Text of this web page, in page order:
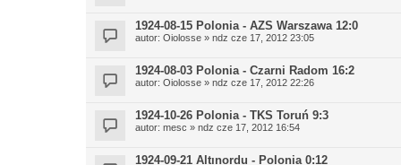
1924-08-15 Polonia - AZS Warszawa 12:0
autor: Oiolosse » ndz cze 17, 2012 23:05
1924-08-03 Polonia - Czarni Radom 16:2
autor: Oiolosse » ndz cze 17, 2012 22:26
1924-10-26 Polonia - TKS Toruń 9:3
autor: mesc » ndz cze 17, 2012 16:54
1924-09-21 Altınordu - Polonia 0:12